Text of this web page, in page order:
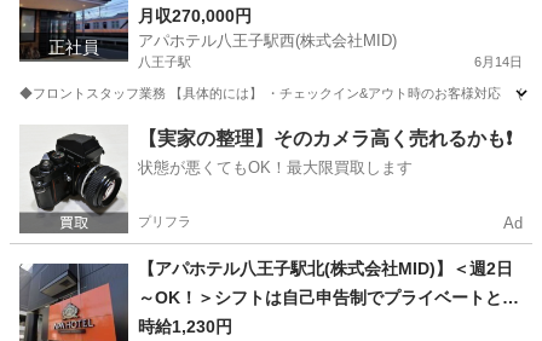
正社員
イベートと両立◎JR「八王子駅」から徒歩9分
月収270,000円
アパホテル八王子駅西(株式会社MID)
八王子駅 6月14日
◆フロントスタッフ業務 【具体的には】 ・チェックイン&アウト時のお客様対応 (
八王子駅 ホテル 未経験
【実家の整理】そのカメラ高く売れるかも❗️
状態が悪くてもOK！最大限買取します
プリフラ Ad
【アパホテル八王子駅北(株式会社MID)】＜週2日
～OK！＞シフトは自己申告制でプライベートと両
立◎ホテルスタッフ★JR「八王子駅」北口から徒
時給1,230円